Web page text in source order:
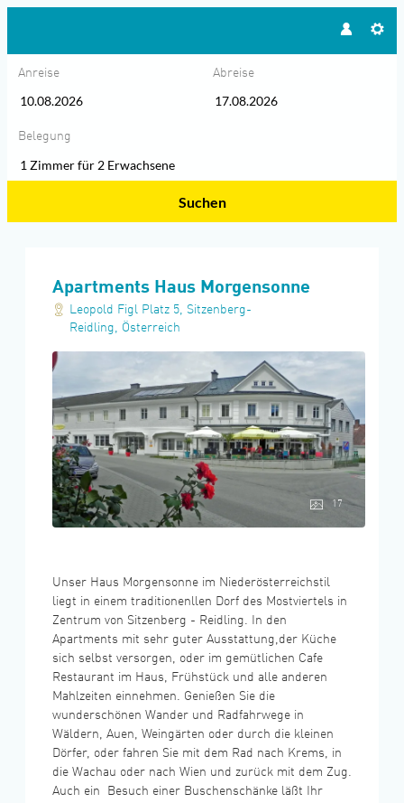
Anreise Abreise
Belegung
1 Zimmerfür 2 Erwachsene
Suchen
Apartments Haus Morgensonne
Leopold Figl Platz 5, Sitzenberg-
Reidling, Österreich
17
Unser Haus Morgensonne im Niederösterreichstil
liegt in einem traditionenllen Dorf des Mostviertels in
Zentrum von Sitzenberg - Reidling. In den
Apartments mit sehr guter Ausstattung,der Küche
sich selbst versorgen, oder im gemütlichen Cafe
Restaurant im Haus, Frühstück und alle anderen
Mahlzeiten einnehmen. Genießen Sie die
wunderschönen Wander und Radfahrwege in
Wäldern, Auen, Weingärten oder durch die kleinen
Dörfer, oder fahren Sie mit dem Rad nach Krems, in
die Wachau oder nach Wien und zurück mit dem Zug.
Auch ein Besuch einer Buschenschänke läßt Ihr